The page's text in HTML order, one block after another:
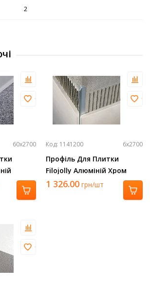
2
60х2700
600 Asn
Код: 1141200 6х2700
Профіль Для Плитки
Filojolly Алюміній Хром
2700Х6 Rjf 60 Asb
1 326.00 грн/шт